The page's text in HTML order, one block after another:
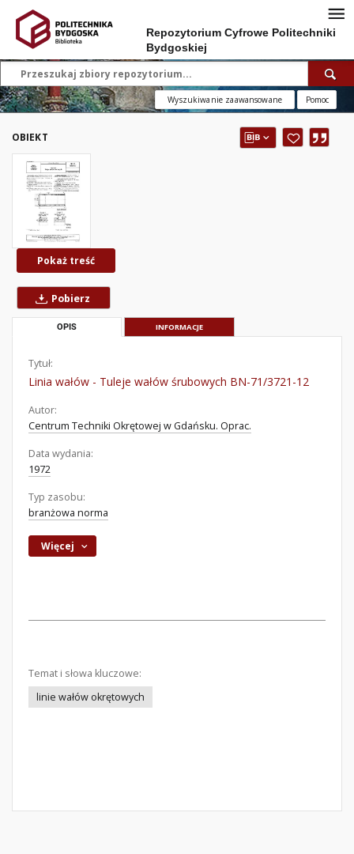
Repozytorium Cyfrowe Politechniki
Bydgoskiej
Wyszukiwanie zaawansowane Pomoc
OBIEKT
Pokaż treść
Pobierz
OPIS INFORMACJE
Tytuł:
Linia wałów - Tuleje wałów śrubowych BN-71/3721-12
Autor:
Centrum Techniki Okrętowej w Gdańsku. Oprac.
Data wydania:
1972
Typ zasobu:
branżowa norma
Więcej
Temat i słowa kluczowe:
linie wałów okrętowych